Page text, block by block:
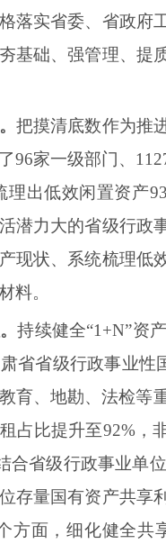
落实省委、省政府
基础、强管理、提
把摸清底数作为推
96家一级部门、
理出低效闲置资产
潜力大的省级行政
现状、系统梳理低
料。
持续健全“1+N”资
省省级行政事业
育、地勘、法检等
占比提升至92%，
合省级行政事业单
存量国有资产共享
方面，细化健全共